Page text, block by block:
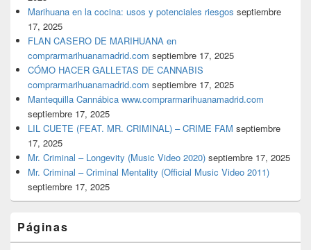
Marihuana en la cocina: usos y potenciales riesgos septiembre
17, 2025
FLAN CASERO DE MARIHUANA en
comprarmarihuanamadrid.com septiembre 17, 2025
CÓMO HACER GALLETAS DE CANNABIS
comprarmarihuanamadrid.com septiembre 17, 2025
Mantequilla Cannábica www.comprarmarihuanamadrid.com
septiembre 17, 2025
LIL CUETE (FEAT. MR. CRIMINAL) – CRIME FAM septiembre
17, 2025
Mr. Criminal – Longevity (Music Video 2020) septiembre 17, 2025
Mr. Criminal – Criminal Mentality (Official Music Video 2011)
septiembre 17, 2025
Páginas